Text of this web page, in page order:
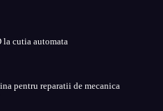
la cutia automata
pentru reparatii de mecanica